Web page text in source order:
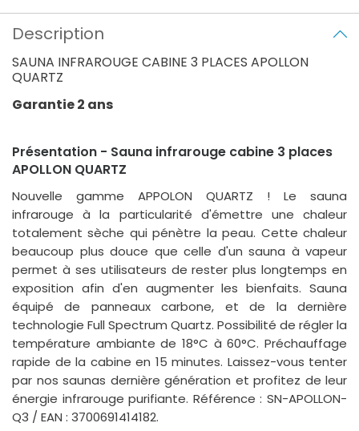
Description
SAUNA INFRAROUGE CABINE 3 PLACES APOLLON
QUARTZ
Garantie 2 ans
Présentation - Sauna infrarouge cabine 3 places
APOLLON QUARTZ
Nouvelle gamme APPOLON QUARTZ ! Le sauna
infrarouge à la particularité d'émettre une chaleur
totalement sèche qui pénètre la peau. Cette chaleur
beaucoup plus douce que celle d'un sauna à vapeur
permet à ses utilisateurs de rester plus longtemps en
exposition afin d'en augmenter les bienfaits. Sauna
équipé de panneaux carbone, et de la dernière
technologie Full Spectrum Quartz. Possibilité de régler la
température ambiante de 18°C à 60°C. Préchauffage
rapide de la cabine en 15 minutes. Laissez-vous tenter
par nos saunas dernière génération et profitez de leur
énergie infrarouge purifiante. Référence : SN-APOLLON-
Q3 / EAN : 3700691414182.